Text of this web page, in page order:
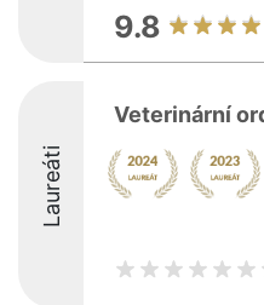
9.8
Laureáti
Veterinární